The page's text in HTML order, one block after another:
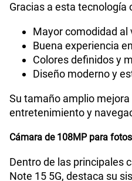
Capacidad Memoria
Capacidad Memoria
GPS
Gracias a esta tecnología
Mayor comodidad al
Buena experiencia
Colores definidos y
Diseño moderno y
Su tamaño amplio
entretenimiento y
Cámara de 108MP para fotos
Dentro de las principales
Note 15 5G, destaca su